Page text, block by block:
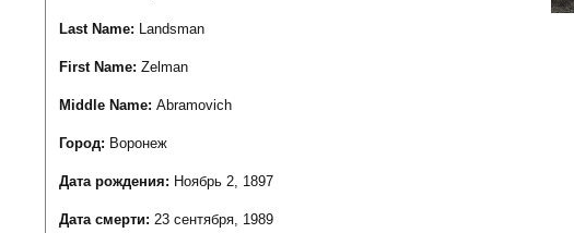
Last Name: Landsman
First Name: Zelman
Middle Name: Abramovich
Город: Воронеж
Дата рождения: Ноябрь 2, 1897
Дата смерти: 23 сентября, 1989